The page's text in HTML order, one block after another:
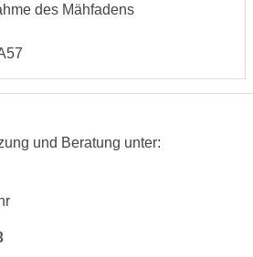
des Mähfadens
und Beratung unter: